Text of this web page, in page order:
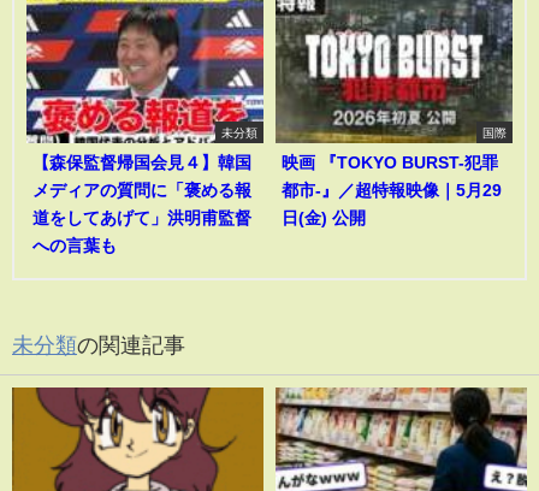
未分類
【森保監督帰国会見４】韓国
メディアの質問に「褒める報
道をしてあげて」洪明甫監督
への言葉も
国際
映画 『TOKYO BURST-犯罪
都市-』／超特報映像｜5月29
日(金) 公開
未分類の関連記事